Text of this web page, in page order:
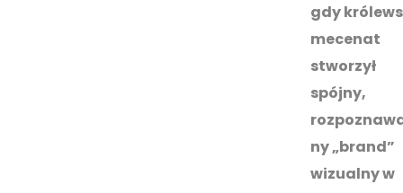
gdy
mecenat
stworzył
spójny,
ny „brand”
wizualny w